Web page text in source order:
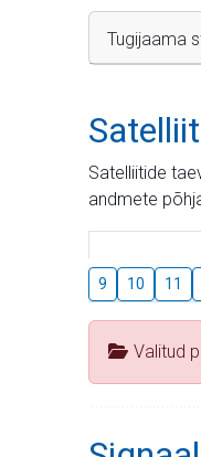
alammenüü
alammenüü
Tugijaama
Satelliitide
andmete
9 10 11
Valitud